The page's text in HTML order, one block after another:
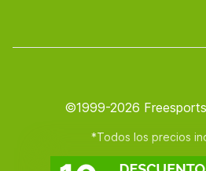
©1999-2026
*Todos los precios